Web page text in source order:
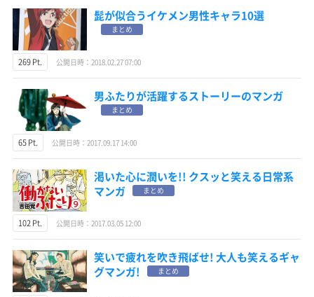
髭が似合うイケメン男性キャラ10選
まとめ
269 Pt. 公開日時：2018.02.27 07:00
男ふたりが活躍するストーリーのマンガ
まとめ
65 Pt. 公開日時：2017.09.17 14:00
渇いた心に潤いを!! クスッと笑える日常系
マンガ
まとめ
102 Pt. 公開日時：2017.03.05 12:00
笑いで疲れを吹き飛ばせ! 大人も笑えるギャ
グマンガ!
まとめ